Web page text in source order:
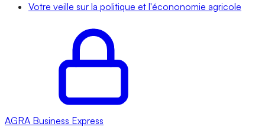
Votre veille sur la politique et l'écononomie agricole
AGRA Business Express